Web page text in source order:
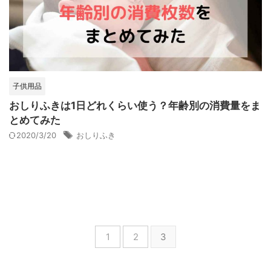
子供用品
おしりふきは1日どれくらい使う？年齢別の消費量をま
とめてみた
2020/3/20 おしりふき
1 2 3